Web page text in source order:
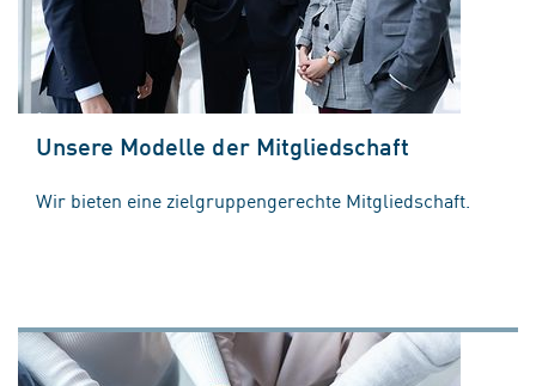
Unsere Modelle der Mitgliedschaft
Wir bieten eine zielgruppengerechte Mitgliedschaft.